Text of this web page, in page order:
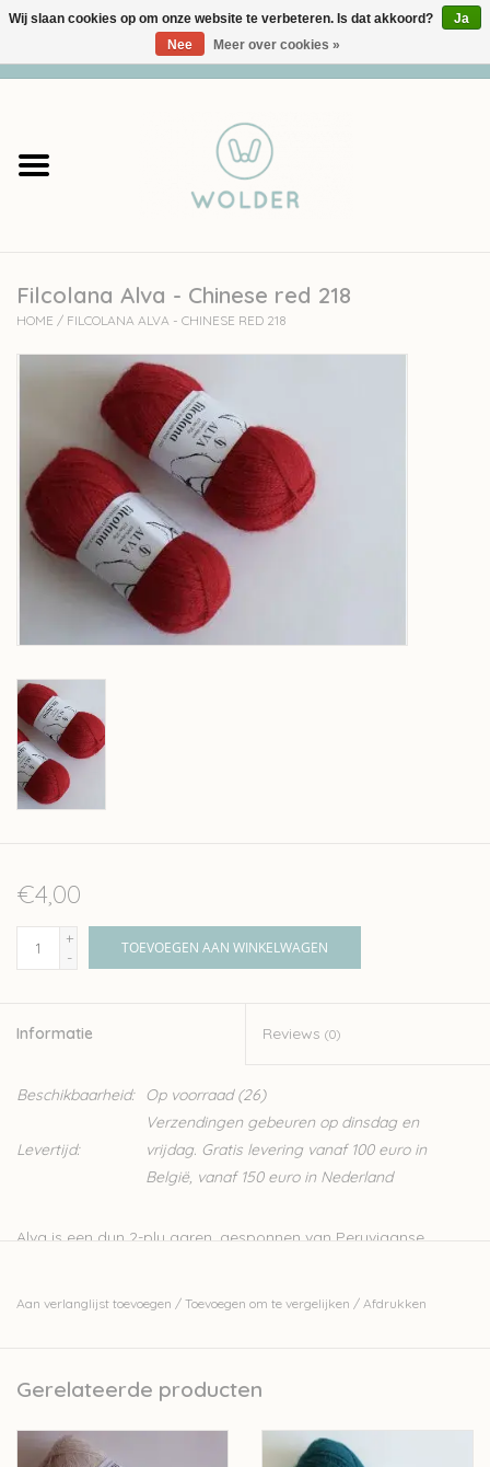
Garens
Accessoires
workshops
Cadeaubon
Solden
Over wolder
Filcolana Alva - Chinese red 218
HOME / FILCOLANA ALVA - CHINESE RED 218
€4,00
+
-
TOEVOEGEN AAN WINKELWAGEN
Informatie Reviews (0)
Beschikbaarheid: Op voorraad(26)
Levertijd:
Verzendingen gebeuren op dinsdag en
vrijdag. Gratis levering vanaf 100 euro in
België, vanaf 150 euro in Nederland
Alva is een dun 2-ply garen, gesponnen van Peruviaanse
25 gram - 175meter
Aan verlanglijst toevoegen / Toevoegen om te vergelijken / Afdrukken
Gerelateerde producten
Wij slaan cookies op om onze website te verbeteren. Is dat akkoord?
Ja
Nee
Meer over cookies »